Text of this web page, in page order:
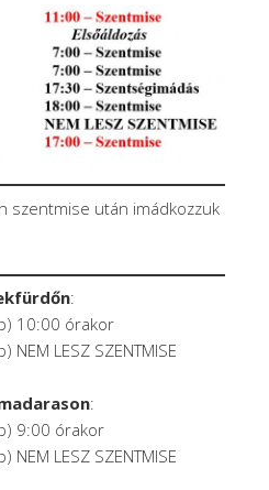
szentmise után imádkozzuk
:
10:00 órakor
LESZ SZENTMISE
:
9:00 órakor
LESZ SZENTMISE